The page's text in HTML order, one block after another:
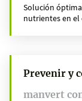
Solución
nutrientes en
Prevenir y
manvert